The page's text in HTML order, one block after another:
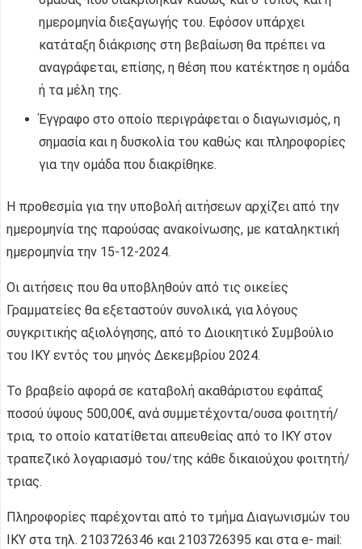
ημερομηνία διεξαγωγής του. Εφόσον υπάρχει
κατάταξη διάκρισης στη βεβαίωση θα πρέπει να
αναγράφεται, επίσης, η θέση που κατέκτησε η ομάδα
ή τα μέλη της.
Έγγραφο στο οποίο περιγράφεται ο διαγωνισμός, η
σημασία και η δυσκολία του καθώς και πληροφορίες
για την ομάδα που διακρίθηκε.
Η προθεσμία για την υποβολή αιτήσεων αρχίζει από την
ημερομηνία της παρούσας ανακοίνωσης, με καταληκτική
ημερομηνία την 15-12-2024.
Οι αιτήσεις που θα υποβληθούν από τις οικείες
Γραμματείες θα εξεταστούν συνολικά, για λόγους
συγκριτικής αξιολόγησης, από το Διοικητικό Συμβούλιο
του ΙΚΥ εντός του μηνός Δεκεμβρίου 2024.
Το βραβείο αφορά σε καταβολή ακαθάριστου εφάπαξ
ποσού ύψους 500,00€, ανά συμμετέχοντα/ουσα φοιτητή/
τρια, το οποίο κατατίθεται απευθείας από το ΙΚΥ στον
τραπεζικό λογαριασμό του/της κάθε δικαιούχου φοιτητή/
τριας.
Πληροφορίες παρέχονται από το τμήμα Διαγωνισμών του
ΙΚΥ στα τηλ. 2103726346 και 2103726395 και στα e- mail: